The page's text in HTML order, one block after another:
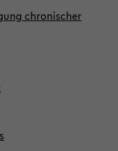
chronischer